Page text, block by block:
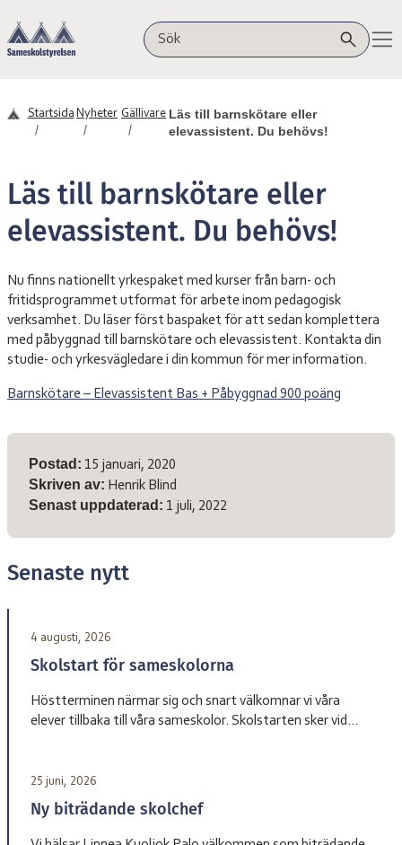
Sameskolstyrelsen
Sök på webbplatsen
Startsida Nyheter Gällivare Läs till barnskötare eller
elevassistent. Du behövs!
Läs till barnskötare eller
elevassistent. Du behövs!
Nu finns nationellt yrkespaket med kurser från barn- och
fritidsprogrammet utformat för arbete inom pedagogisk
verksamhet. Du läser först baspaket för att sedan komplettera
med påbyggnad till barnskötare och elevassistent. Kontakta din
studie- och yrkesvägledare i din kommun för mer information.
Barnskötare – Elevassistent Bas + Påbyggnad 900 poäng
Meta-information
Postad: 15 januari, 2020
Skriven av: Henrik Blind
Senast uppdaterad: 1 juli, 2022
Senaste nytt
4 augusti, 2026
Skolstart för sameskolorna
Höstterminen närmar sig och snart välkomnar vi våra
elever tillbaka till våra sameskolor. Skolstarten sker vid
Jåhkåmåhkke 20 augusti Vårdnadshavare får information
från respektive skola om tider för första skoldagen och
annan praktisk information inför terminsstarten. Vi ser
fram […]
25 juni, 2026
Ny biträdande skolchef